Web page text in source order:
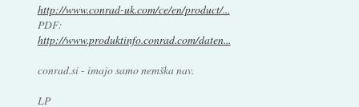
http://www.conrad-uk.com/ce/en/product/...
PDF:
http://www.produktinfo.conrad.com/daten...
conrad.si - imajo samo nemška nav.
LP